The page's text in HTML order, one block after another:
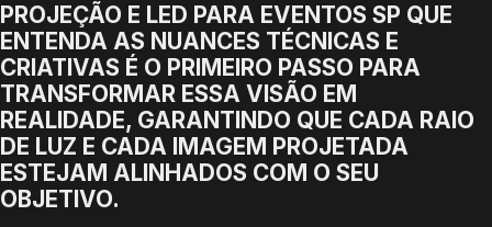
PROJEÇÃO E LED PARA EVENTOS SP QUE
ENTENDA AS NUANCES TÉCNICAS E
CRIATIVAS É O PRIMEIRO PASSO PARA
TRANSFORMAR ESSA VISÃO EM
REALIDADE, GARANTINDO QUE CADA RAIO
DE LUZ E CADA IMAGEM PROJETADA
ESTEJAM ALINHADOS COM O SEU
OBJETIVO.